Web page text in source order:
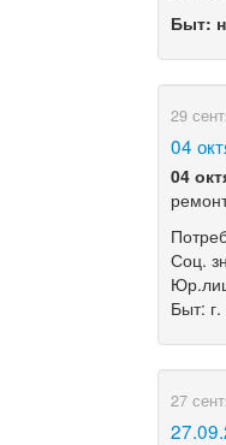
Быт:
29
​04
04
Соц.
Быт:
27